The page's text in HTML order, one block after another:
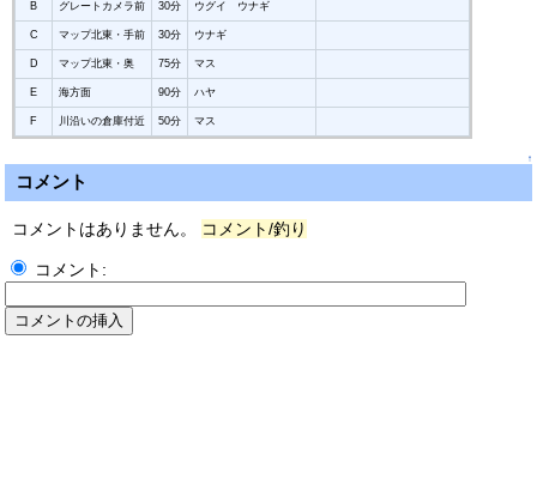
B グレートカメラ前 30分 ウグイ ウナギ
C マップ北東・手前 30分 ウナギ
D マップ北東・奥 75分 マス
E 海方面 90分 ハヤ
F 川沿いの倉庫付近 50分 マス
↑
コメント
コメントはありません。 コメント/釣り
コメント: